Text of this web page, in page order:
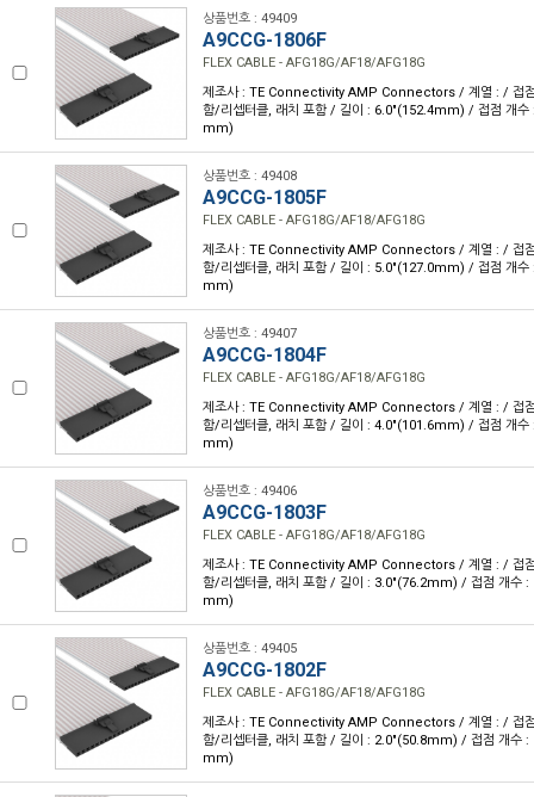
상품번호 : 49409
A9CCG-1806F
FLEX CABLE - AFG18G/AF18/AFG18G
제조사 : TE Connectivity AMP Connectors / 계열 : / 접점
함/리셉터클, 래치 포함 / 길이 : 6.0"(152.4mm) / 접점 개
mm)
상품번호 : 49408
A9CCG-1805F
FLEX CABLE - AFG18G/AF18/AFG18G
제조사 : TE Connectivity AMP Connectors / 계열 : / 접점
함/리셉터클, 래치 포함 / 길이 : 5.0"(127.0mm) / 접점 개
mm)
상품번호 : 49407
A9CCG-1804F
FLEX CABLE - AFG18G/AF18/AFG18G
제조사 : TE Connectivity AMP Connectors / 계열 : / 접점
함/리셉터클, 래치 포함 / 길이 : 4.0"(101.6mm) / 접점 개
mm)
상품번호 : 49406
A9CCG-1803F
FLEX CABLE - AFG18G/AF18/AFG18G
제조사 : TE Connectivity AMP Connectors / 계열 : / 접점
함/리셉터클, 래치 포함 / 길이 : 3.0"(76.2mm) / 접점 개수
mm)
상품번호 : 49405
A9CCG-1802F
FLEX CABLE - AFG18G/AF18/AFG18G
제조사 : TE Connectivity AMP Connectors / 계열 : / 접점
함/리셉터클, 래치 포함 / 길이 : 2.0"(50.8mm) / 접점 개수
mm)